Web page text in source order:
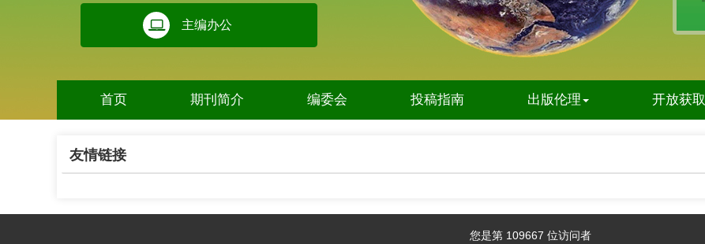
主编办公
首页 期刊简介 编委会 投稿指南 出版伦理 开放获取
友情链接
您是第 109667 位访问者